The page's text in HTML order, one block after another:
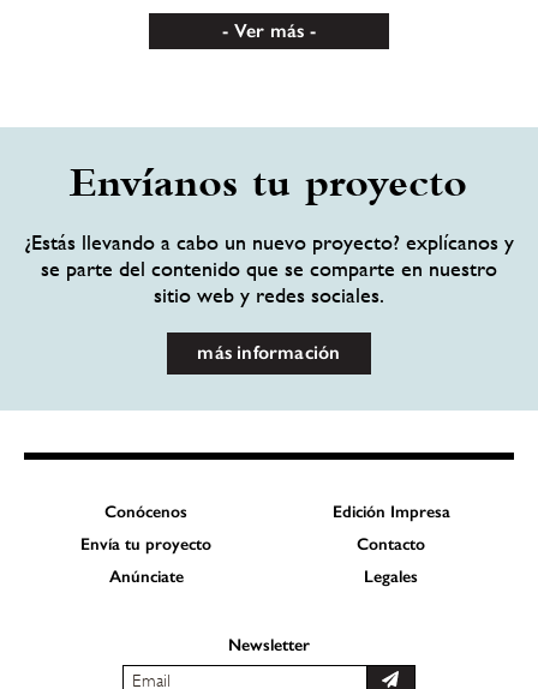
Ver más
Envíanos tu proyecto
¿Estás llevando a cabo un nuevo proyecto? explícanos y
se parte del contenido que se comparte en nuestro
sitio web y redes sociales.
más información
Conócenos
Edición Impresa
Envía tu proyecto
Contacto
Anúnciate
Legales
Newsletter